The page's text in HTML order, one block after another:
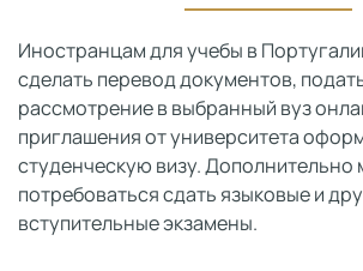
Иностранцам для учебы в
сделать перевод документов,
рассмотрение в выбранный вуз
приглашения от университета
студенческую визу. Дополнительно
потребоваться сдать языковые и
вступительные экзамены.